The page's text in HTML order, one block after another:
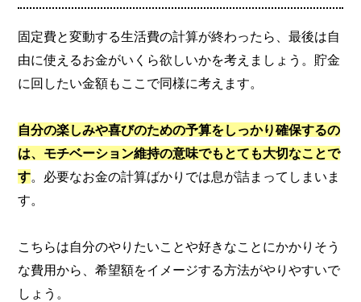
固定費と変動する生活費の計算が終わったら、最後は自
由に使えるお金がいくら欲しいかを考えましょう。貯金
に回したい金額もここで同様に考えます。
自分の楽しみや喜びのための予算をしっかり確保するの
は、モチベーション維持の意味でもとても大切なことで
す。必要なお金の計算ばかりでは息が詰まってしまいま
す。
こちらは自分のやりたいことや好きなことにかかりそう
な費用から、希望額をイメージする方法がやりやすいで
しょう。